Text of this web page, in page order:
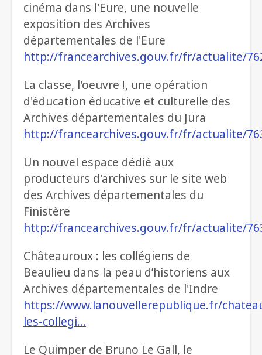
cinéma dans l'Eure, une nouvelle
exposition des Archives
départementales de l'Eure
http://francearchives.gouv.fr/fr/actualite/
La classe, l'oeuvre !, une opération
d'éducation éducative et culturelle des
Archives départementales du Jura
http://francearchives.gouv.fr/fr/actualite/
Un nouvel espace dédié aux
producteurs d'archives sur le site web
des Archives départementales du
Finistère
http://francearchives.gouv.fr/fr/actualite/
Châteauroux : les collégiens de
Beaulieu dans la peau d’historiens aux
Archives départementales de l'Indre
https://www.lanouvellerepublique.fr/
les-collegi…
Le Quimper de Bruno Le Gall, le